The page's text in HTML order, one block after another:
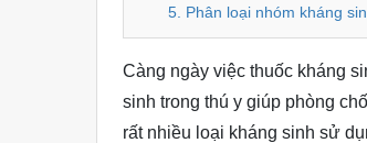
5. Phân loại nhóm kháng
Càng ngày việc thuốc kháng
sinh trong thú y giúp phòng
rất nhiều loại kháng sinh sử